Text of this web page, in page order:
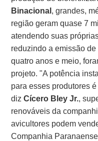
Binacional , grandes,
região geram quase 7
atendendo suas
reduzindo a emissão
quatro anos e meio,
projeto. "A potência
para esses produtores
dizCícero Bley Jr.,
renováveis da
avicultores podem
Companhia